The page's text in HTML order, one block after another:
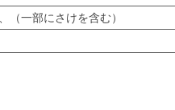
（一部にさけを含む）